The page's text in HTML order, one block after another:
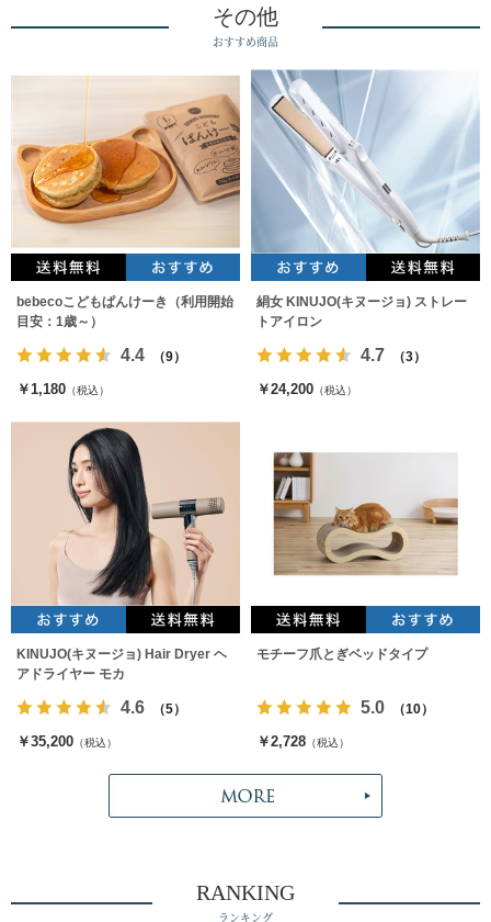
その他
おすすめ商品
bebecoこどもぱんけーき（利用開始
目安：1歳～）
4.4 （9）
￥1,180 （税込）
絹女 KINUJO(キヌージョ) ストレー
トアイロン
4.7 （3）
￥24,200 （税込）
KINUJO(キヌージョ) Hair Dryer ヘ
アドライヤー モカ
4.6 （5）
￥35,200 （税込）
モチーフ爪とぎベッドタイプ
5.0 （10）
￥2,728 （税込）
RANKING
ランキング